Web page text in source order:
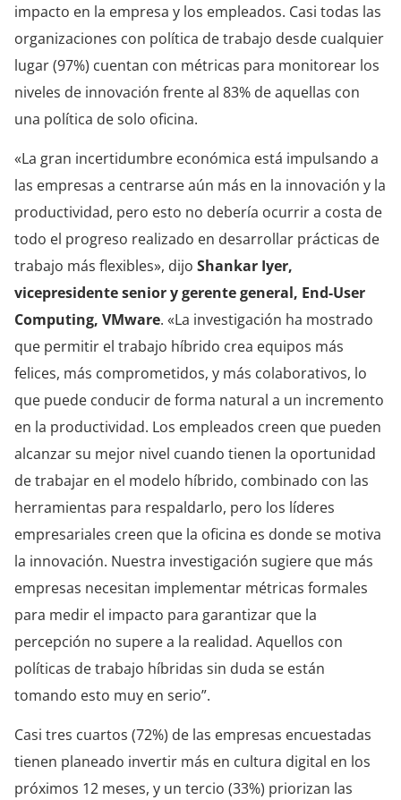
impacto en la empresa y los empleados. Casi todas las
organizaciones con política de trabajo desde cualquier
lugar (97%) cuentan con métricas para monitorear los
niveles de innovación frente al 83% de aquellas con
una política de solo oficina.
«La gran incertidumbre económica está impulsando a
las empresas a centrarse aún más en la innovación y la
productividad, pero esto no debería ocurrir a costa de
todo el progreso realizado en desarrollar prácticas de
trabajo más flexibles», dijo Shankar Iyer,
vicepresidente senior y gerente general, End-User
Computing, VMware. «La investigación ha mostrado
que permitir el trabajo híbrido crea equipos más
felices, más comprometidos, y más colaborativos, lo
que puede conducir de forma natural a un incremento
en la productividad. Los empleados creen que pueden
alcanzar su mejor nivel cuando tienen la oportunidad
de trabajar en el modelo híbrido, combinado con las
herramientas para respaldarlo, pero los líderes
empresariales creen que la oficina es donde se motiva
la innovación. Nuestra investigación sugiere que más
empresas necesitan implementar métricas formales
para medir el impacto para garantizar que la
percepción no superea la realidad. Aquellos con
políticas de trabajo híbridas sin duda se están
tomando esto muy en serio”.
Casi tres cuartos (72%) de las empresas encuestadas
tienen planeado invertir más en cultura digital en los
próximos 12 meses, y un tercio (33%) priorizan las